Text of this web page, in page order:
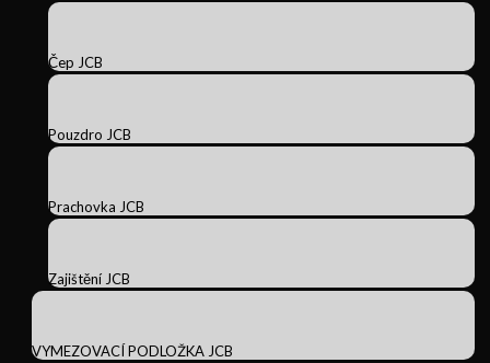
Čep JCB
Pouzdro JCB
Prachovka JCB
Zajištění JCB
VYMEZOVACÍ PODLOŽKA JCB